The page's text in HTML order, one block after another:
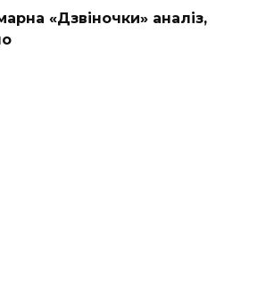
«Дзвіночки» аналіз,